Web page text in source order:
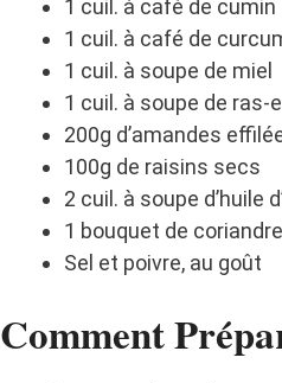
1 cuil. à café de cumin
1 cuil. à café de
1 cuil. à soupe de miel
1 cuil. à soupe de ras-
200g d’amandes
100g de raisins secs
2 cuil. à soupe d’huile
1 bouquet de
Sel et poivre, au goût
Comment